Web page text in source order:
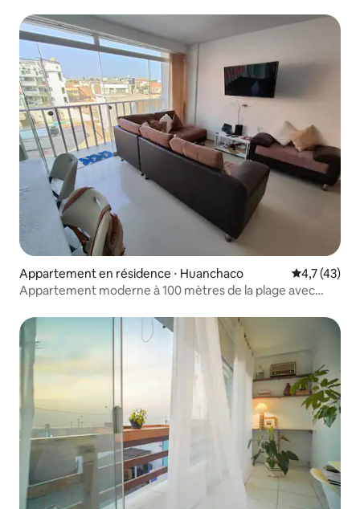
Appartement en résidence ⋅ Huanchaco Évaluation
4,7 (43)
Appartement moderne à 100 mètres de la plage avec